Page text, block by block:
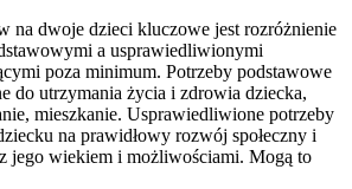
na dwoje dzieci kluczowe jest rozróżnienie
a usprawiedliwionymi
poza minimum. Potrzeby podstawowe
do utrzymania życia i zdrowia dziecka,
mieszkanie. Usprawiedliwione potrzeby
na prawidłowy rozwój społeczny i
jego wiekiem i możliwościami. Mogą to